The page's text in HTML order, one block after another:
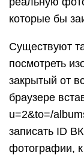
которые бы
Существуют
посмотреть
закрытый от
браузере
u=2&to=/
записать ID
фотографии,